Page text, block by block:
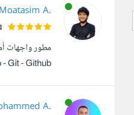
Moatasim A.
A.